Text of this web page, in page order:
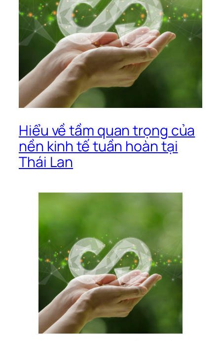
Hiểu về tầm quan trọng của
nền kinh tế tuần hoàn tại
Thái Lan